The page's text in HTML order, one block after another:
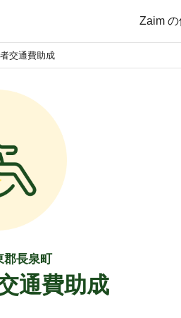
Zaim
交通費助成
郡長泉町
通費助成